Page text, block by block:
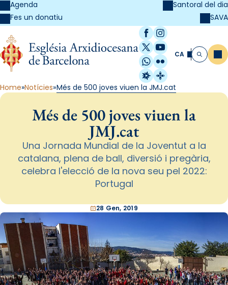
Agenda
Fes un donatiu
Santoral del dia
SAVA
Facebook
Instagram
X / Twitter
YouTube
WhatsApp
Flickr
Radio Estel
Catalunya
CA Cerca
Home Notícies Més de 500 joves viuen la JMJ.cat
Més de 500 joves viuen la
JMJ.cat
Una Jornada Mundial de la Joventut a la
catalana, plena de ball, diversió i pregària,
celebra l'elecció de la nova seu pel 2022:
Portugal
28 Gen, 2019